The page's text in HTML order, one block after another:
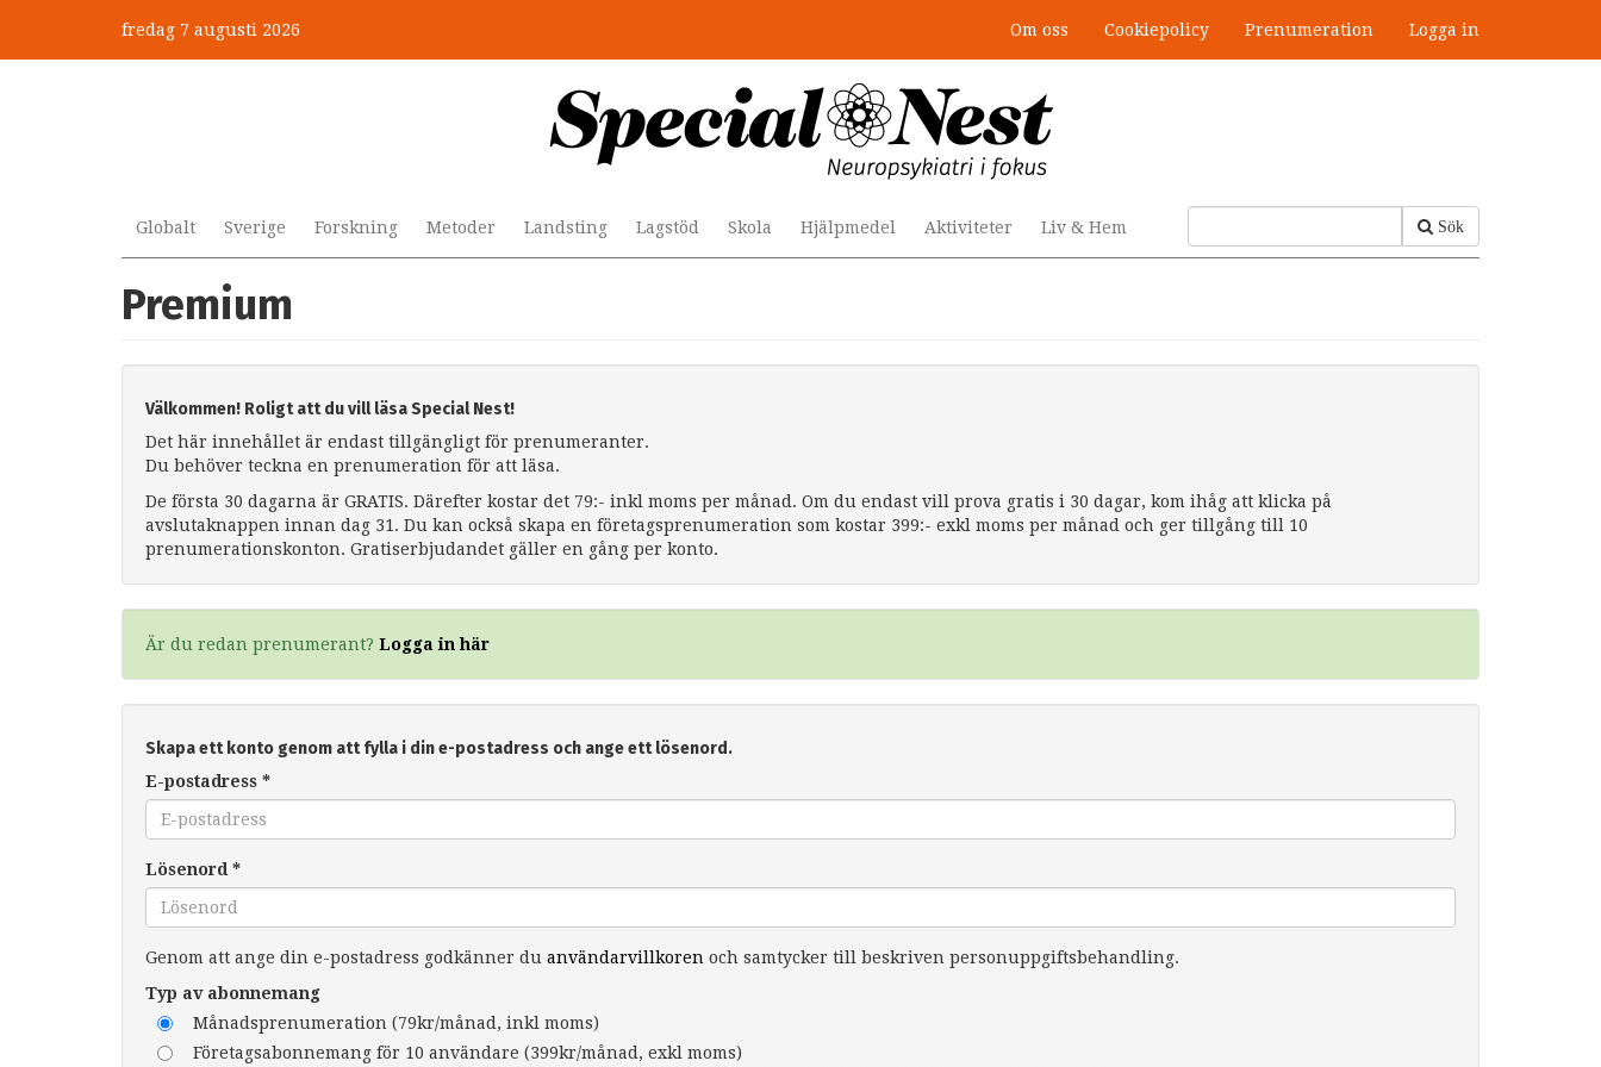
huvudinnehåll
fredag 7 augusti 2026 Om oss Cookiepolicy Prenumeration Logga in
Sök
Globalt Sverige Forskning Metoder Landsting Lagstöd Skola Hjälpmedel Aktiviteter Liv & Hem
Premium
Välkommen! Roligt att du vill läsa Special Nest!
Det här innehållet är endast tillgängligt för prenumeranter.
Du behöver teckna en prenumeration för att läsa.
De första 30 dagarna är GRATIS. Därefter kostar det 79:- inkl moms per månad. Om du endast vill prova gratis i 30 dagar, kom ihåg att klicka på
avslutaknappen innan dag 31. Du kan också skapa en företagsprenumeration som kostar 399:- exkl moms per månad och ger tillgång till 10
prenumerationskonton. Gratiserbjudandet gäller en gång per konto.
Är du redan prenumerant? Logga in här
Skapa ett konto genom att fylla i din e-postadress och ange ett lösenord.
E-postadress *
Lösenord *
Genom att ange din e-postadress godkänner du användarvillkoren och samtycker till beskriven personuppgiftsbehandling.
Typ av abonnemang
Månadsprenumeration (79kr/månad, inkl moms)
Företagsabonnemang för 10 användare (399kr/månad, exkl moms)